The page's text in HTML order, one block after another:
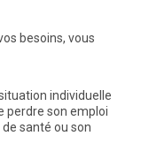
besoins, vous
individuelle
perdre son emploi
santé ou son